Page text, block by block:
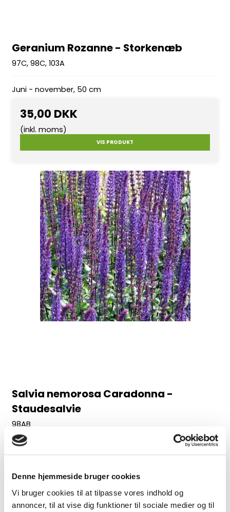
Denne hjemmeside bruger cookies
Vi bruger cookies til at tilpasse vores indhold og
annoncer, til at vise dig funktioner til sociale medier og til
Geranium Rozanne - Storkenæb
97C, 98C, 103A
Juni - november, 50 cm
35,00 DKK
(inkl. moms)
VIS PRODUKT
Salvia nemorosa Caradonna -
Staudesalvie
98AB
Juni-august, 60 cm
30,00 DKK
(inkl. moms)
VIS PRODUKT